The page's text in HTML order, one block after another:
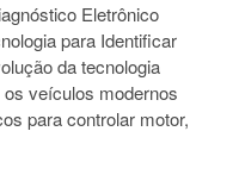
Eletrônico
para Identificar
da tecnologia
veículos modernos
para controlar motor,